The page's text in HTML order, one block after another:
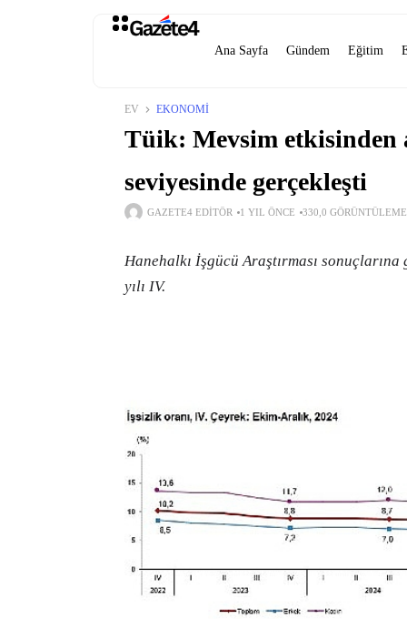
Ana Sayfa Gündem Eğitim
EV EKONOMI
Tüik: Mevsim etkisinden
seviyesinde gerçekleşti
GAZETE4 EDITÖR 1 YIL ÖNCE 330,0 GÖRÜNTÜLEME
Hanehalkı İşgücü Araştırması
yılı IV.